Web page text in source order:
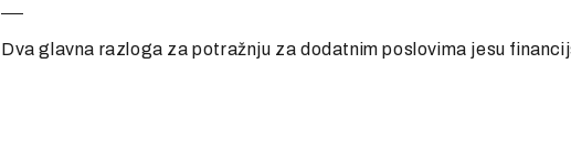
Dva glavna razloga za potražnju za dodatnim poslovima jesu